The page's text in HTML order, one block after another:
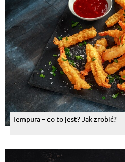
Tempura – co to jest? Jak zrobić?